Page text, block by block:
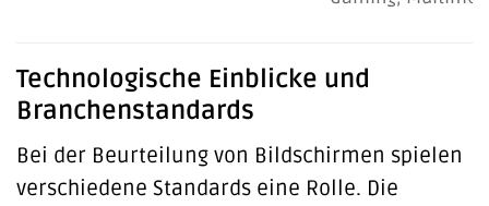
Technologische Einblicke und
Branchenstandards
Bei der Beurteilung von Bildschirmen spielen
verschiedene Standards eine Rolle. Die